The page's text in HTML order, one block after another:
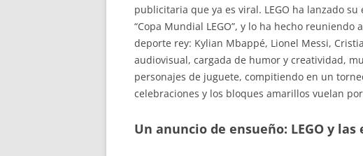
publicitaria que ya es viral. LEGO ha lanzado
“Copa Mundial LEGO”, y lo ha hecho
deporte rey: Kylian Mbappé, Lionel Messi,
audiovisual, cargada de humor y creatividad,
personajes de juguete, compitiendo en un
celebraciones y los bloques amarillos vuelan
Un anuncio de ensueño: LEGO y